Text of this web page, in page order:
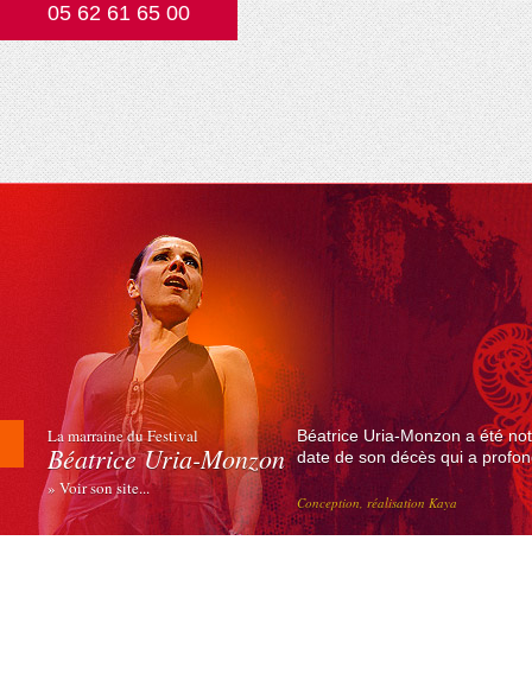
05 62 61 65 00
La marraine du Festival
Béatrice Uria-Monzon
» Voir son site...
Béatrice Uria-Monzon a été
date de son décès qui a
Conception, réalisation Kaya